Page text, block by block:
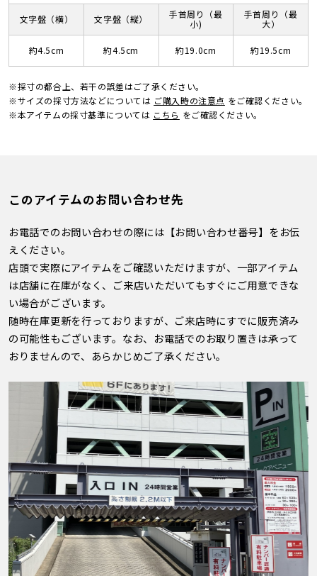
文字盤（横）
約4.5cm
文字盤（縦）
約4.5cm
手首周り（最
小)
約19.0cm
手首周り（最
大）
約19.5cm
※採寸の都合上、若干の誤差はご了承ください。
※サイズの採寸方法などについては ご購入時の注意点 をご確認ください。
※本アイテムの採寸基準については こちら をご確認ください。
このアイテムのお問い合わせ先
お電話でのお問い合わせの際には【お問い合わせ番号】をお伝
えください。
店頭で実際にアイテムをご確認いただけますが、一部アイテム
は店舗に在庫がなく、ご来店いただいてもすぐにご用意できな
い場合がございます。
随時在庫更新を行っておりますが、ご来店時にすでに販売済み
の可能性もございます。なお、お電話でのお取り置きは承って
おりませんので、あらかじめご了承ください。